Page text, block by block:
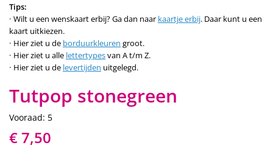
Tips:
Wilt u een wenskaart erbij? Ga dan naar kaartje erbij. Daar kunt u een
kaart uitkiezen.
Hier ziet u de borduurkleuren groot.
Hier ziet u alle lettertypesvan A t/m Z.
Hier ziet u de levertijden uitgelegd.
Tutpop stonegreen
Vooraad: 5
€ 7,50